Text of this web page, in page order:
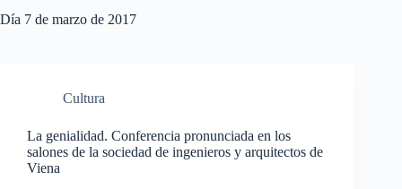
Día 7 de marzo de 2017
Cultura
La genialidad. Conferencia pronunciada en los
salones de la sociedad de ingenieros y arquitectos de
Viena